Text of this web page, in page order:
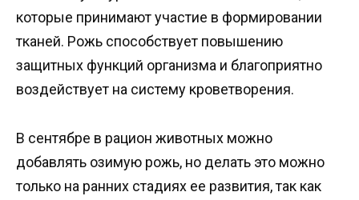
которые принимают участие в формировании
тканей. Рожь способствует повышению
защитных функций организма и благоприятно
воздействует на систему кроветворения.
В сентябре в рацион животных можно
добавлять озимую рожь, но делать это можно
только на ранних стадиях ее развития, так как